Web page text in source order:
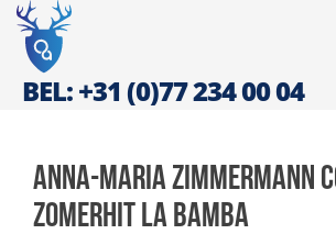
BEL: +31 (0)77 234 00 04
Anna-Maria Zimmermann
zomerhit La Bamba